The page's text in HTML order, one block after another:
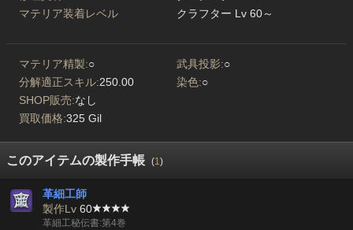
マテリア装着レベル
クラフター Lv 60～
マテリア精製:○ 武具投影:○
分解適正スキル:250.00 染色:○
SHOP販売:なし
買取価格:325 Gil
このアイテムの製作手帳 (1)
革細工師
製作Lv 60
革細工秘伝書:第4巻